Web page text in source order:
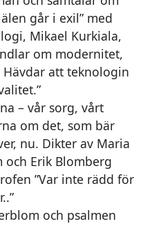
går i exil” med
Mikael Kurkiala,
om modernitet,
att teknologin
– vår sorg, vårt
om det, som bär
nu. Dikter av Maria
och Erik Blomberg
”Var inte rädd för
och psalmen